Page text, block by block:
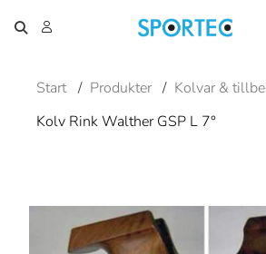
Start / Produkter / Kolvar &
Kolv Rink Walther GSP L 7°